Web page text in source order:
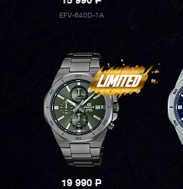
EFV-640D-1A
19 990P